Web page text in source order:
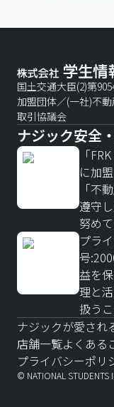
国土交通大臣(2)第
加盟団体／(一社)不
取引協議会
ナジック安全
「
に加
「不
遵守
努め
プラ
号
益を
理と
扱う
ナジックが愛され
店舗一覧よくある
プライバシーポリ
© NATIONAL STUDENTS